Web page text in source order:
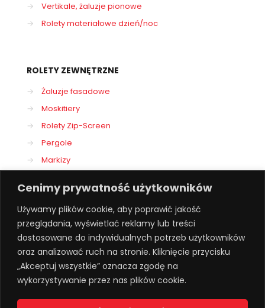
Cenimy prywatność użytkowników
Używamy plików cookie, aby poprawić jakość
przeglądania, wyświetlać reklamy lub treści
dostosowane do indywidualnych potrzeb użytkowników
oraz analizować ruch na stronie. Kliknięcie przycisku
„Akceptuj wszystkie” oznacza zgodę na
wykorzystywanie przez nas plików cookie.
→
Vertikale, żaluzje pionowe
→
Rolety materiałowe dzień/noc
ROLETY ZEWNĘTRZNE
→
Żaluzje fasadowe
→
Moskitiery
→
Rolety Zip-Screen
→
Pergole
→
Markizy
© 2022 Multi Dekor - Centrum osłon okiennych i
tarasowych, rolety, rolety rzymskie, żaluzje, plisy,
moskitiery, pergole, markizy.